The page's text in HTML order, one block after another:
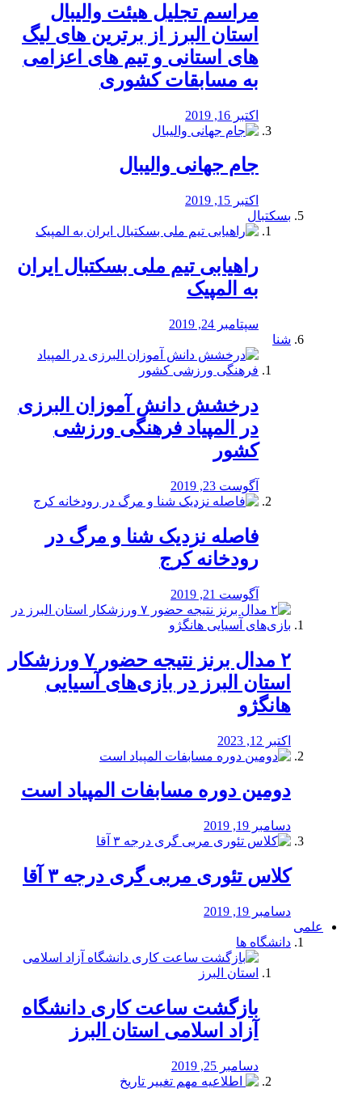
مراسم تجلیل هیئت والیبال
استان البرز از برترین های لیگ
های استانی و تیم های اعزامی
به مسابقات کشوری
اکتبر 16, 2019
جام جهانی والیبال
اکتبر 15, 2019
بسکتبال
راهیابی تیم ملی بسکتبال ایران
به المپیک
سپتامبر 24, 2019
شنا
درخشش دانش آموزان البرزی
در المپیاد فرهنگی ورزشی
کشور
آگوست 23, 2019
️فاصله نزدیک شنا و مرگ در
رودخانه کرج
آگوست 21, 2019
۲ مدال برنز نتیجه حضور ۷ ورزشکار
استان البرز در بازی‌های آسیایی
هانگژو
اکتبر 12, 2023
دومین دوره مسابفات المپیاد است
دسامبر 19, 2019
کلاس تئوری مربی گری درجه ۳ آقا
دسامبر 19, 2019
علمی
دانشگاه ها
بازگشت ساعت کاری دانشگاه
آزاد اسلامی استان البرز
دسامبر 25, 2019